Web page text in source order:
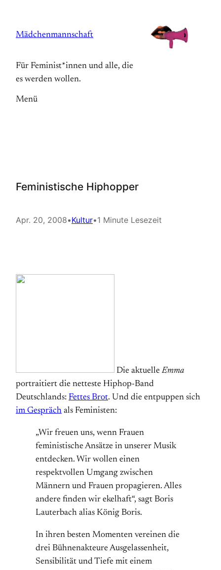
springen
Mädchenmannschaft
Für Feminist*innen und alle, die
es werden wollen.
Menü
Feministische Hiphopper
Apr. 20, 2008•Kultur•1 Minute Lesezeit
Die aktuelle Emma
portraitiert die netteste Hiphop-Band
Deutschlands: Fettes Brot. Und die entpuppen sich
im Gespräch als Feministen:
„Wir freuen uns, wenn Frauen
feministische Ansätze in unserer Musik
entdecken. Wir wollen einen
respektvollen Umgang zwischen
Männern und Frauen propagieren. Alles
andere finden wir ekelhaft“, sagt Boris
Lauterbach alias König Boris.
In ihren besten Momenten vereinen die
drei Bühnenakteure Ausgelassenheit,
Sensibilität und Tiefe mit einem